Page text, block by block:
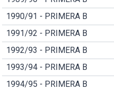
1990/91 - PRIMERA B
1991/92 - PRIMERA B
1992/93 - PRIMERA B
1993/94 - PRIMERA B
1994/95 - PRIMERA B